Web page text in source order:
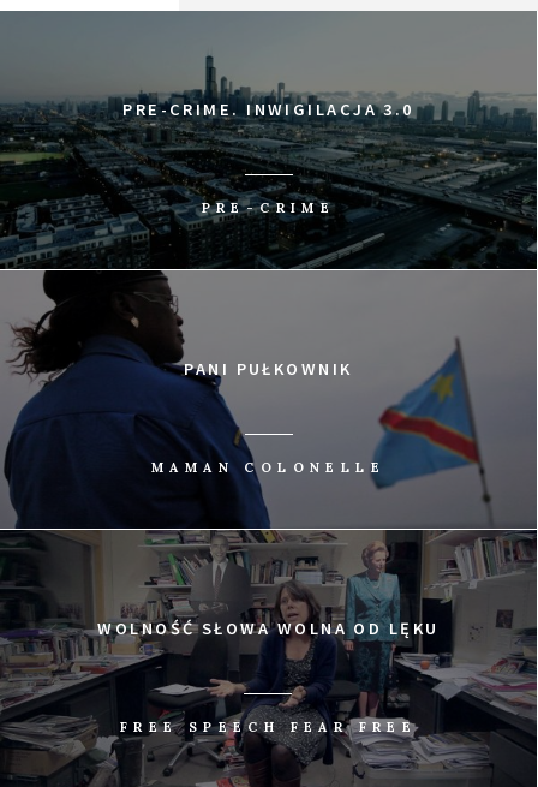
PRE-CRIME. INWIGILACJA 3.0
PRE-CRIME
PANI PUŁKOWNIK
MAMAN COLONELLE
WOLNOŚĆ SŁOWA WOLNA OD LĘKU
FREE SPEECH FEAR FREE